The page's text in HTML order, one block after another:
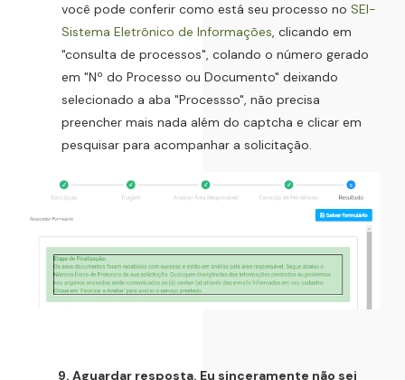
você pode conferir como está seu processo no SEI-
Sistema Eletrônico de Informações, clicando em
"consulta de processos", colando o número gerado
em "Nº do Processo ou Documento" deixando
selecionado a aba "Processso", não precisa
preencher mais nada além do captcha e clicar em
pesquisar para acompanhar a solicitação.
9. Aguardar resposta. Eu sinceramente não sei